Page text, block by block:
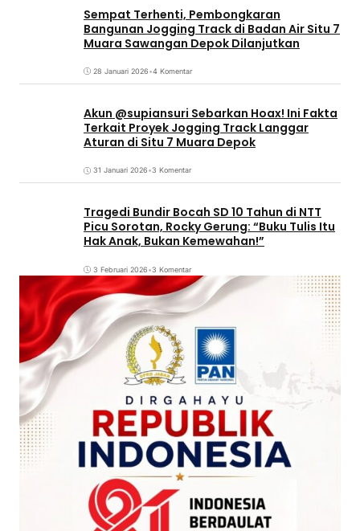
Sempat Terhenti, Pembongkaran
Bangunan Jogging Track di Badan Air Situ 7
Muara Sawangan Depok Dilanjutkan
28 Januari 2026•4 Komentar
Akun @supiansuri Sebarkan Hoax! Ini Fakta
Terkait Proyek Jogging Track Langgar
Aturan di Situ 7 Muara Depok
31 Januari 2026•3 Komentar
Tragedi Bundir Bocah SD 10 Tahun di NTT
Picu Sorotan, Rocky Gerung: “Buku Tulis Itu
Hak Anak, Bukan Kemewahan!”
3 Februari 2026•3 Komentar